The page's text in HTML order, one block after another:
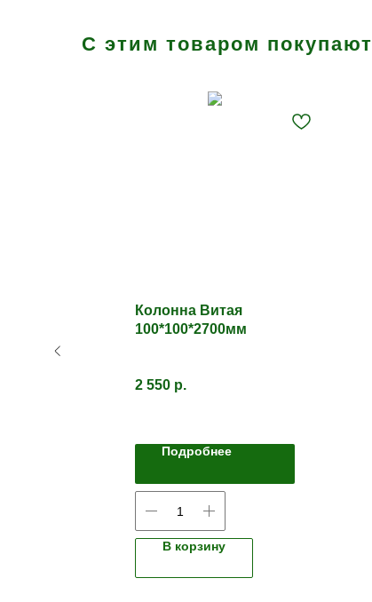
С этим товаром покупают
Колонна Витая
100*100*2700мм
2 550 р.
Подробнее
В корзину